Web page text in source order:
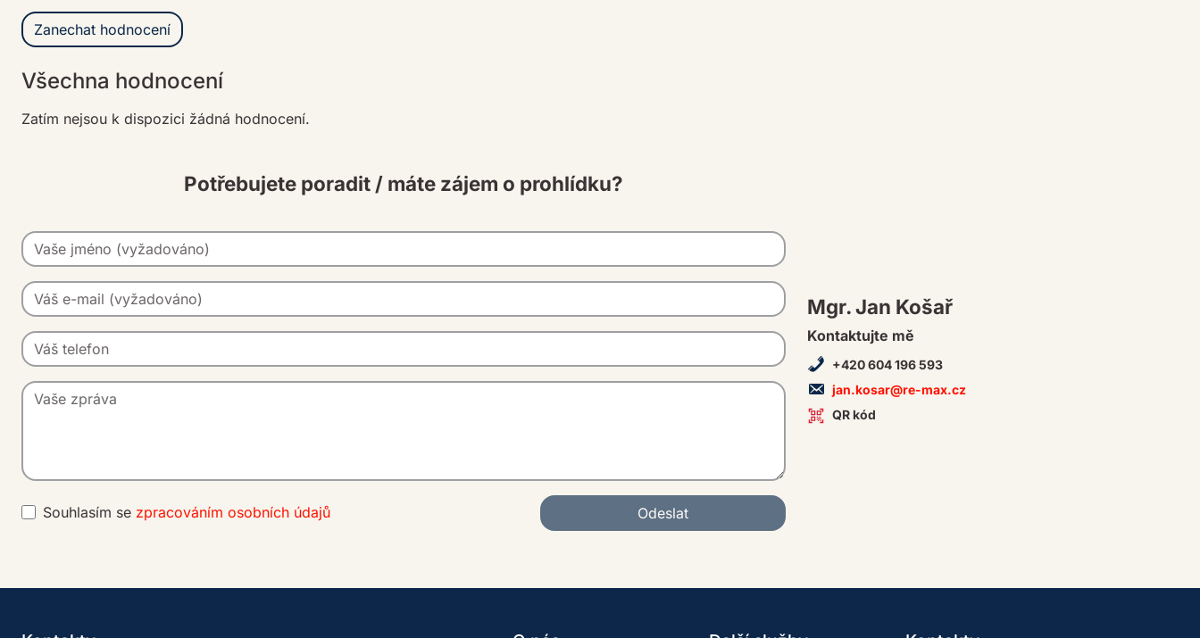
t
e
d
0
u
Zanechat hodnocení
Všechna hodnocení
Zatím nejsou k dispozici žádná hodnocení.
Potřebujete poradit / máte zájem o prohlídku?
Souhlasím se zpracováním osobních údajů Odeslat
Mgr. Jan Košař
Kontaktujte mě
+420 604 196 593
jan.kosar@re-max.cz
QR kód